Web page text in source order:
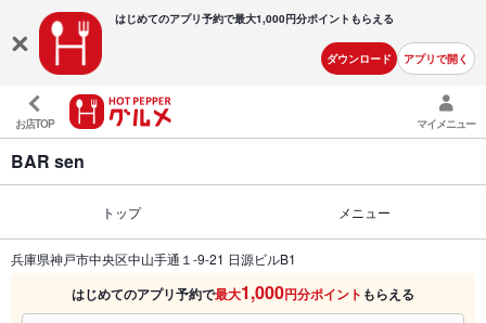
はじめてのアプリ予約で最大1,000円分ポイントもらえる
ダウンロード アプリで開く
お店TOP マイメニュー
BAR sen
トップ メニュー
兵庫県神戸市中央区中山手通１-9-21 日源ビルB1
はじめてのアプリ予約で最大1,000円分ポイント もらえる